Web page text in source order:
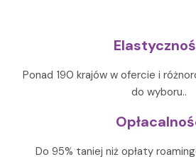
Ponad 190 krajów w ofercie i
do wyboru..
Do 95% taniej niż opłaty